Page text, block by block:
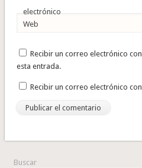
electrónico
Web
Recibir un correo electrónico
esta entrada.
Recibir un correo electrónico
Buscar